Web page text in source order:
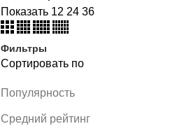
Показать 12 24 36
Фильтры
Сортировать по
Популярность
Средний рейтинг